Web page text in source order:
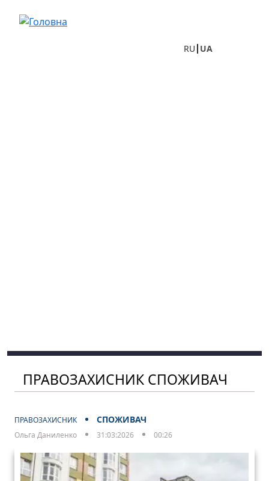
RU UA
ПРАВОЗАХИСНИК СПОЖИВАЧ
ПРАВОЗАХИСНИК СПОЖИВАЧ
Ольга Даниленко 31:03:2026 00:26